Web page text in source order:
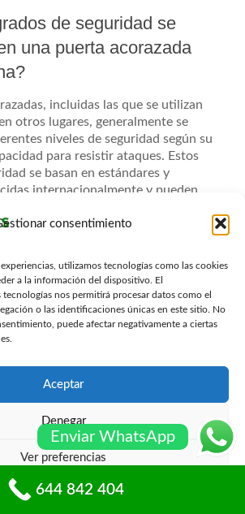
consentimiento
utilizamos tecnologías como las cookies
a la información del dispositivo. El
nos permitirá procesar datos como el
o las identificaciones únicas en este sitio. No
puede afectar negativamente a ciertas
Aceptar
Denegar
Ver preferencias
de cookiesPolíticas de privacidad
de seguridad se
una puerta acorazada
incluidas las que se utilizan
otros lugares, generalmente se
niveles de seguridad según su
para resistir ataques. Estos
se basan en estándares y
internacionalmente y pueden
y especificaciones según el país o la
las puertas acorazadas suelen
categorías principales de
que, además de estas clases
puertas acorazadas también pueden
términos de resistencia al fuego y
según las necesidades del
Enviar WhatsApp
644 842 404